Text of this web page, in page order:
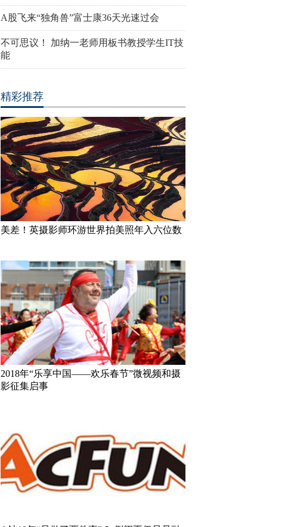
A股飞来“独角兽”富士康36天光速过会
不可思议！ 加纳一老师用板书教授学生IT技
能
精彩推荐
美差！英摄影师环游世界拍美照年入六位数
2018年“乐享中国——欢乐春节”微视频和摄
影征集启事